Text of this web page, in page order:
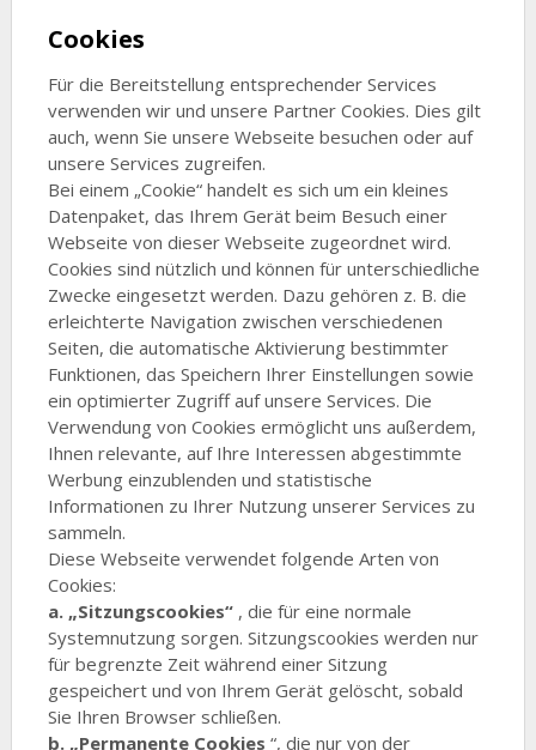
Cookies
Für die Bereitstellung entsprechender Services
verwenden wir und unsere Partner Cookies. Dies gilt
auch, wenn Sie unsere Webseite besuchen oder auf
unsere Services zugreifen.
Bei einem „Cookie“ handelt es sich um ein kleines
Datenpaket, das Ihrem Gerät beim Besuch einer
Webseite von dieser Webseite zugeordnet wird.
Cookies sind nützlich und können für unterschiedliche
Zwecke eingesetzt werden. Dazu gehören z. B. die
erleichterte Navigation zwischen verschiedenen
Seiten, die automatische Aktivierung bestimmter
Funktionen, das Speichern Ihrer Einstellungen sowie
ein optimierter Zugriff auf unsere Services. Die
Verwendung von Cookies ermöglicht uns außerdem,
Ihnen relevante, auf Ihre Interessen abgestimmte
Werbung einzublenden und statistische
Informationen zu Ihrer Nutzung unserer Services zu
sammeln.
Diese Webseite verwendet folgende Arten von
Cookies:
a. „Sitzungscookies“, die für eine normale
Systemnutzung sorgen. Sitzungscookies werden nur
für begrenzte Zeit während einer Sitzung
gespeichert und von Ihrem Gerät gelöscht, sobald
Sie Ihren Browser schließen.
b. „Permanente Cookies “, die nur von der